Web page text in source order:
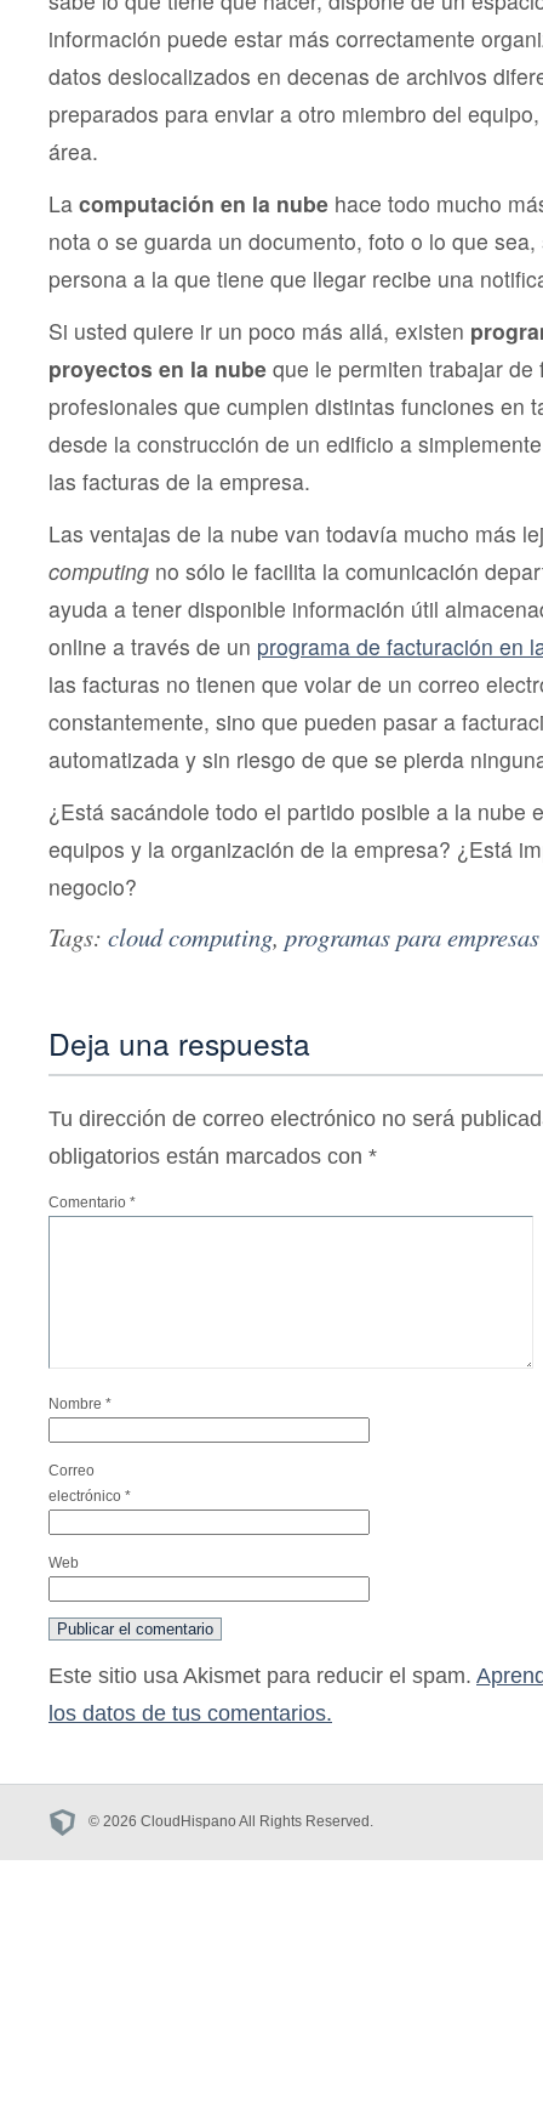
información puede estar más correctamente
datos deslocalizados en decenas de archivos
preparados para enviar a otro miembro del
área.
La computación en la nube hace todo mucho
nota o se guarda un documento, foto o lo que
persona a la que tiene que llegar recibe una
Si usted quiere ir un poco más allá, existen
proyectos en la nube que le permiten trabajar
profesionales que cumplen distintas funciones en
desde la construcción de un edificio a
las facturas de la empresa.
Las ventajas de la nube van todavía mucho más
computing no sólo le facilita la comunicación
ayuda a tener disponible información útil
online a través de un programa de facturación en
las facturas no tienen que volar de un correo
constantemente, sino que pueden pasar a
automatizada y sin riesgo de que se pierda
¿Está sacándole todo el partido posible a la nube
equipos y la organización de la empresa? ¿Está
negocio?
Tags: cloud computing, programas para empresas
Deja una respuesta
Tu dirección de correo electrónico no será
obligatorios están marcados con *
Comentario *
Nombre *
Correo
electrónico *
Web
Este sitio usa Akismet para reducir el spam.
los datos de tus comentarios.
© 2026 CloudHispano All Rights Reserved.